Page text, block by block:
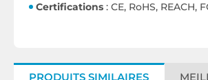
Certifications : CE, RoHS, REACH,
PRODUITS SIMILAIRES